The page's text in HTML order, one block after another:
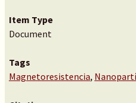
Item Type
Document
Tags
Magnetoresistencia,